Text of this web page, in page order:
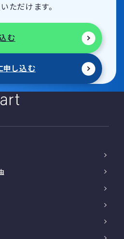
ただけます。
む
申し込む